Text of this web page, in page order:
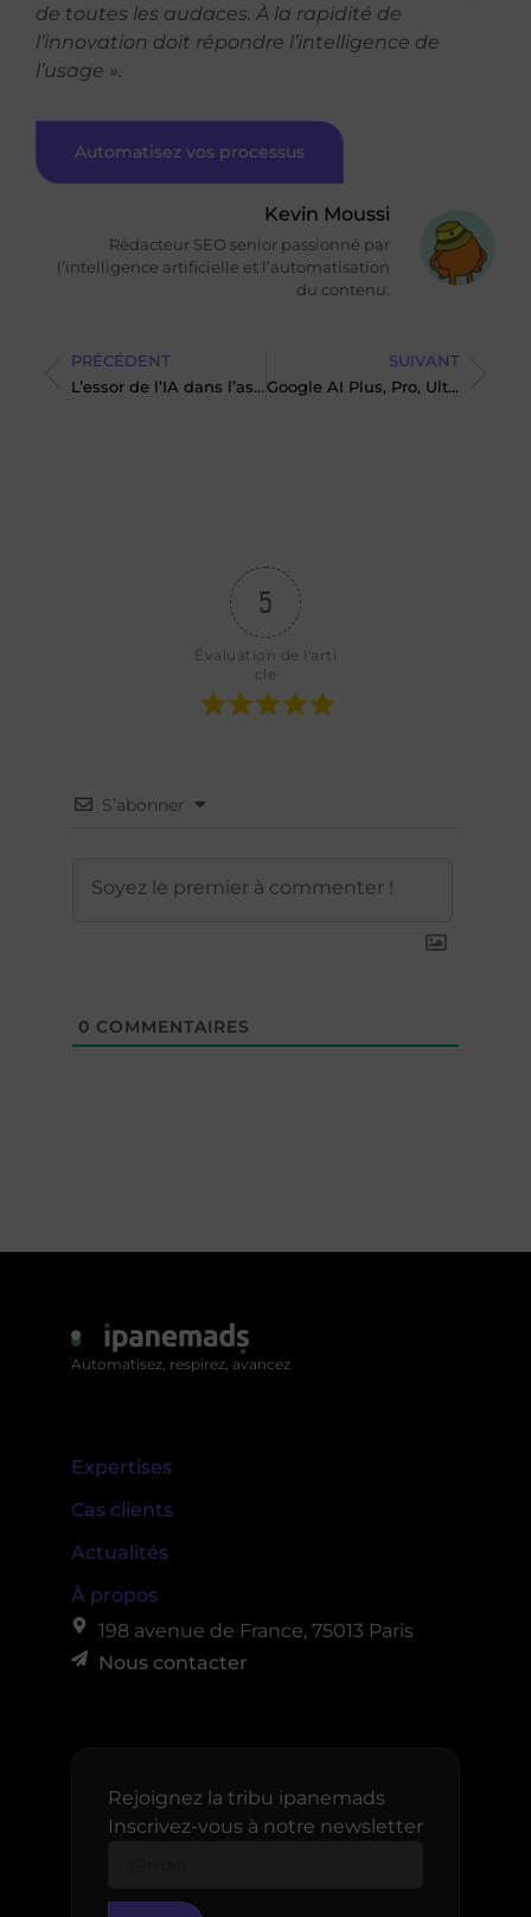
de toutes les audaces. À la rapidité de
l’innovation doit répondre l’intelligence de
l’usage ».
Automatisez vos processus
Kevin Moussi
Rédacteur SEO senior passionné par
l’intelligence artificielle et l’automatisation
du contenu.
PRÉCÉDENT
L’essor de l’IA dans l’assurance : quelles promesses pour le secteur ?
SUIVANT
Google AI Plus, Pro, Ultra : quelle formule choisir ?
5
Évaluation de l'arti
cle
S’abonner
0 COMMENTAIRES
Automatisez, respirez, avancez
Expertises
Cas clients
Actualités
À propos
198 avenue de France, 75013 Paris
Nous contacter
Rejoignez la tribu ipanemads
Inscrivez-vous à notre newsletter